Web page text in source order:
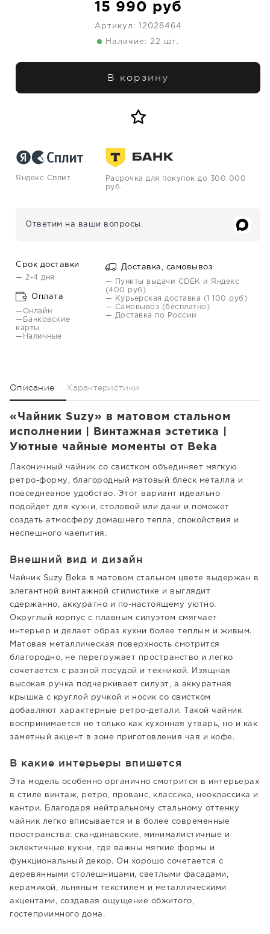
15 990 руб
Артикул: 12028464
Наличие: 22 шт.
В корзину
Яндекс Сплит
Расрочка для покупок до 300 000
руб.
Ответим на ваши вопросы.
Срок доставки
— 2-4 дня
Оплата
—Онлайн
—Банковские
карты
—Наличные
Доставка, самовывоз
— Пункты выдачи CDEK и Яндекс
(400 руб)
— Курьерская доставка (1 100 руб)
— Самовывоз (бесплатно)
— Доставка по России
Описание Характеристики
«Чайник Suzy» в матовом стальном
исполнении | Винтажная эстетика |
Уютные чайные моменты от Beka
Лаконичный чайник со свистком объединяет мягкую
ретро-форму, благородный матовый блеск металла и
повседневное удобство. Этот вариант идеально
подойдет для кухни, столовой или дачи и поможет
создать атмосферу домашнего тепла, спокойствия и
неспешного чаепития.
Внешний вид и дизайн
Чайник Suzy Beka в матовом стальном цвете выдержан в
элегантной винтажной стилистике и выглядит
сдержанно, аккуратно и по-настоящему уютно.
Округлый корпус с плавным силуэтом смягчает
интерьер и делает образ кухни более теплым и живым.
Матовая металлическая поверхность смотрится
благородно, не перегружает пространство и легко
сочетается с разной посудой и техникой. Изящная
высокая ручка подчеркивает силуэт, а аккуратная
крышка с круглой ручкой и носик со свистком
добавляют характерные ретро-детали. Такой чайник
воспринимается не только как кухонная утварь, но и как
заметный акцент в зоне приготовления чая и кофе.
В какие интерьеры впишется
Эта модель особенно органично смотрится в интерьерах
в стиле винтаж, ретро, прованс, классика, неоклассика и
кантри. Благодаря нейтральному стальному оттенку
чайник легко вписывается и в более современные
пространства: скандинавские, минималистичные и
эклектичные кухни, где важны мягкие формы и
функциональный декор. Он хорошо сочетается с
деревянными столешницами, светлыми фасадами,
керамикой, льняным текстилем и металлическими
акцентами, создавая ощущение обжитого,
гостеприимного дома.